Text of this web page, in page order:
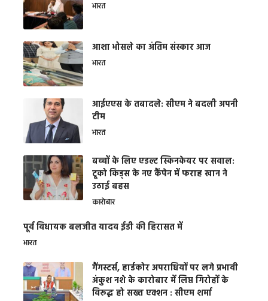
भारत
आशा भोसले का अंतिम संस्कार आज
भारत
आईएएस के तबादले: सीएम ने बदली अपनी
टीम
भारत
बच्चों के लिए एडल्ट स्किनकेयर पर सवाल:
टूको किड्स के नए कैंपेन में फराह खान ने
उठाई बहस
कारोबार
पूर्व विधायक बलजीत यादव ईडी की हिरासत में
भारत
गैंगस्टर्स, हार्डकोर अपराधियों पर लगे प्रभावी
अंकुश नशे के कारोबार में लिप्त गिरोहों के
विरूद्ध हो सख्त एक्शन : सीएम शर्मा